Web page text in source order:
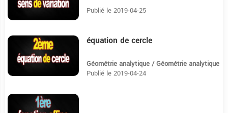
Publié le 2019-04-25
équation de cercle
Géométrie analytique / Géométrie analytique
Publié le 2019-04-24